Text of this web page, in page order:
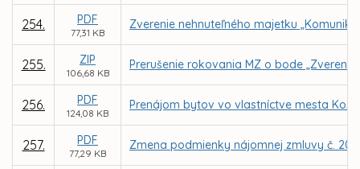
254. PDF
77,31 KB
Zverenie nehnuteľného majetku
255. ZIP
106,68 KB
Prerušenie rokovania MZ o bode
256. PDF
124,08 KB
Prenájom bytov vo vlastníctve mesta
257. PDF
77,29 KB
Zmena podmienky nájomnej zmluvy č.